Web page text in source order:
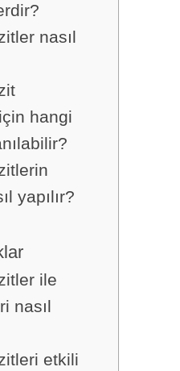
nasıl
hangi
yapılır?
ile
nasıl
etkili